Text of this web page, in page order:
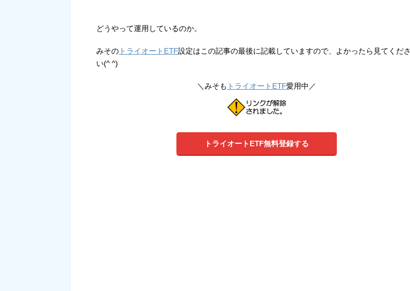
どうやって運用しているのか。
みその トライオートETF設定はこの記事の最後に記載していますので、よかったら見てくださ
い(^ ^)
＼みそも トライオートETF愛用中／
トライオートETF無料登録する